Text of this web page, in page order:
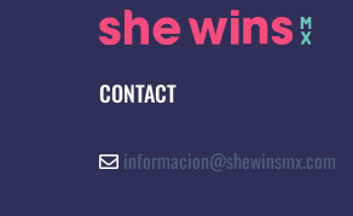
CONTACT
informacion@shewinsmx.com